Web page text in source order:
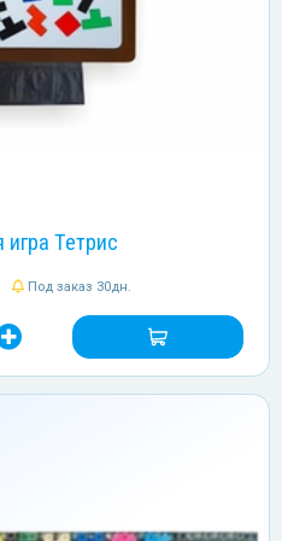
игра Тетрис
Под заказ 30дн.